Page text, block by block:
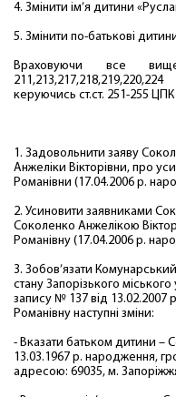
4. Змінити ім’я дитини
5. Змінити по-батькові
Враховуючи все
керуючись ст.ст. 251-255 ЦПК
1. Задовольнити заяву
Анжеліки Вікторівни, про
Романівни (17.04.2006 р.
2. Усиновити заявниками
Соколенко Анжелікою
Романівну (17.04.2006 р.
3. Зобов’язати Комунарський
стану Запорізького
запису № 137 від 13.02.2007
Романівну наступні зміни:
- Вказати батьком дитини –
13.03.1967 р. народження,
адресою: 69035, м.